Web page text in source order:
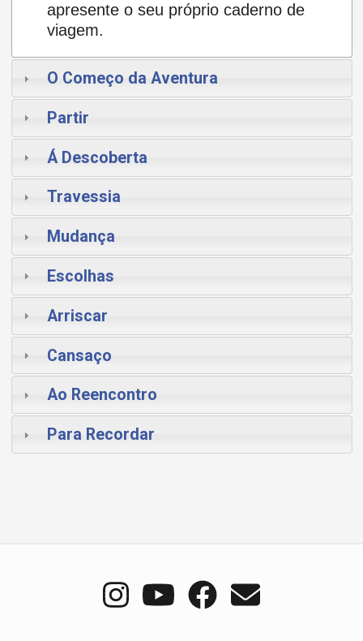
apresente o seu próprio caderno de
viagem.
O Começo da Aventura
Partir
Á Descoberta
Travessia
Mudança
Escolhas
Arriscar
Cansaço
Ao Reencontro
Para Recordar